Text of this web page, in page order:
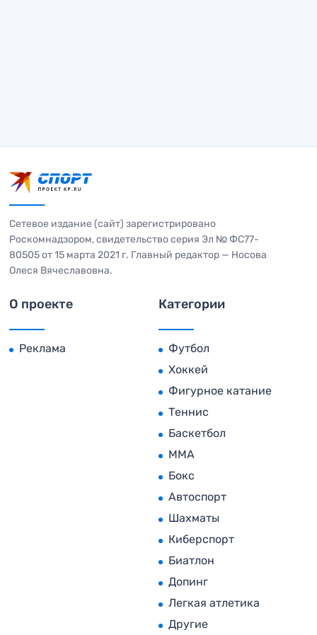
Сетевое издание (сайт) зарегистрировано
Роскомнадзором, свидетельство серия Эл № ФС77-
80505 от 15 марта 2021 г. Главный редактор — Носова
Олеся Вячеславовна.
О проекте
Реклама
Категории
Футбол
Хоккей
Фигурное катание
Теннис
Баскетбол
MMA
Бокс
Автоспорт
Шахматы
Киберспорт
Биатлон
Допинг
Легкая атлетика
Другие